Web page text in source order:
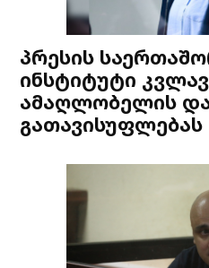
პრესის
ინსტიტუტი
ამაღლობელის
გათავისუფლებას